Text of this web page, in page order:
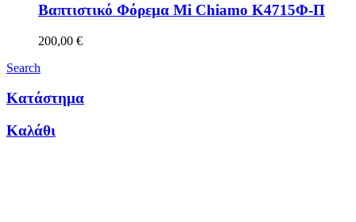
Βαπτιστικό Φόρεμα Mi Chiamo Κ4715Φ-Π
200,00 €
Search
Κατάστημα
Καλάθι